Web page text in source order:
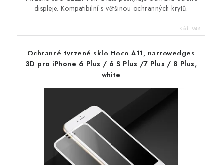
displeje. Kompatibilní s většinou ochranných krytů.
Kód: 948
Ochranné tvrzené sklo Hoco A11, narrowedges
3D pro iPhone 6 Plus / 6 S Plus /7 Plus / 8 Plus,
white